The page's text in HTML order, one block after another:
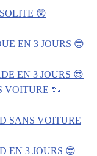
😲
EN 3 JOURS 😎
EN 3 JOURS 😎
VOITURE 👟
SANS VOITURE
EN 3 JOURS 😎